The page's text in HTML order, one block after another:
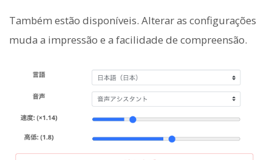
Também estão disponíveis. Alterar as configurações
muda a impressão e a facilidade de compreensão.